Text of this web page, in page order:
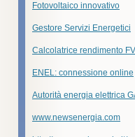
Fotovoltaico innovativo
Gestore Servizi Energetici
Calcolatrice rendimento FV
ENEL: connessione online
Autorità energia elettrica
www.newsenergia.com